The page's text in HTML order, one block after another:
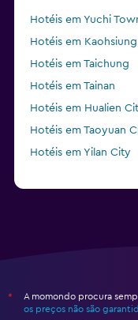
Hotéis em Yuchi
Hotéis em Kaohsiung
Hotéis em Taichung
Hotéis em Tainan
Hotéis em Hualien
Hotéis em Taoyuan
Hotéis em Yilan City
*
A momondo procura
os preços não são